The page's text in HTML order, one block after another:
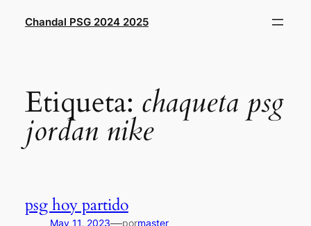
Chandal PSG 2024 2025
Etiqueta: chaqueta psg
jordan nike
psg hoy partido
May 11, 2023 pormaster